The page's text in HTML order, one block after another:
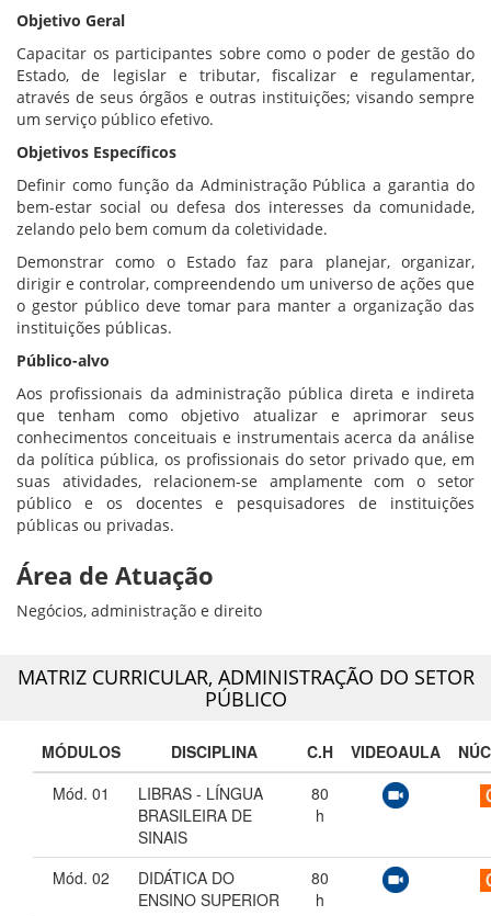
Objetivo Geral
Capacitar os participantes sobre como o poder de gestão do
Estado, de legislar e tributar, fiscalizar e regulamentar,
através de seus órgãos e outras instituições; visando sempre
um serviço público efetivo.
Objetivos Específicos
Definir como função da Administração Pública a garantia do
bem-estar social ou defesa dos interesses da comunidade,
zelando pelo bem comum da coletividade.
Demonstrar como o Estado faz para planejar, organizar,
dirigir e controlar, compreendendo um universo de ações que
o gestor público deve tomar para manter a organização das
instituições públicas.
Público-alvo
Aos profissionais da administração pública direta e indireta
que tenham como objetivo atualizar e aprimorar seus
conhecimentos conceituais e instrumentais acerca da análise
da política pública, os profissionais do setor privado que, em
suas atividades, relacionem-se amplamente com o setor
público e os docentes e pesquisadores de instituições
públicas ou privadas.
Área de Atuação
Negócios, administração e direito
MATRIZ CURRICULAR, ADMINISTRAÇÃO DO SETOR
PÚBLICO
MÓDULOS DISCIPLINA C.H VIDEOAULA
Mód. 01
LIBRAS - LÍNGUA
BRASILEIRA DE
SINAIS
80
h
Mód. 02
DIDÁTICA DO
ENSINO SUPERIOR
80
h